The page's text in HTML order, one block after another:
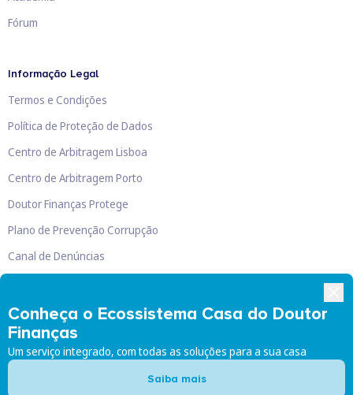
Conheça o Ecossistema Casa do Doutor
Finanças
Um serviço integrado, com todas as soluções para a sua casa
Saiba mais
Fórum
Informação Legal
Termos e Condições
Política de Proteção de Dados
Centro de Arbitragem Lisboa
Centro de Arbitragem Porto
Doutor Finanças Protege
Plano de Prevenção Corrupção
Canal de Denúncias
Doutor Finanças, Lda